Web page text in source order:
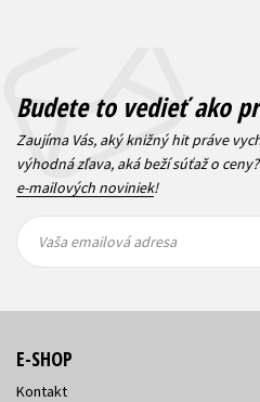
Budete to vedieť ako
Zaujíma Vás, aký knižný hit práve
výhodná zľava, aká beží súťaž o ceny?
e-mailových noviniek!
emailová
emailová
Vaša emailová adresa
E-SHOP
Kontakt